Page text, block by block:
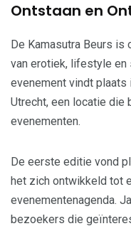
Ontstaan en
De Kamasutra Beurs is
van erotiek, lifestyle
evenement vindt plaats
Utrecht, een locatie die
evenementen.
De eerste editie vond
het zich ontwikkeld tot
evenementenagenda.
bezoekers die